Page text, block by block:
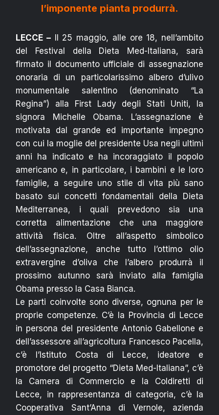
l’imponente pianta produrrà.
LECCE –Il 25 maggio, alle ore 18, nell’ambito
del Festival della Dieta Med-Italiana, sarà
firmato il documento ufficiale di assegnazione
onoraria di un particolarissimo albero d’ulivo
monumentale salentino (denominato “La
Regina”) alla First Lady degli Stati Uniti, la
signora Michelle Obama. L’assegnazione è
motivata dal grande ed importante impegno
con cui la moglie del presidente Usa negli ultimi
anni ha indicato e ha incoraggiato il popolo
americano e, in particolare, i bambini e le loro
famiglie, a seguire uno stile di vita più sano
basato sui concetti fondamentali della Dieta
Mediterranea, i quali prevedono sia una
corretta alimentazione che una maggiore
attività fisica. Oltre all’aspetto simbolico
dell’assegnazione, anche tutto l’ottimo olio
extravergine d’oliva che l’albero produrrà il
prossimo autunno sarà inviato alla famiglia
Obama presso la Casa Bianca.
Le parti coinvolte sono diverse, ognuna per le
proprie competenze. C’è la Provincia di Lecce
in persona del presidente Antonio Gabellone e
dell’assessore all’agricoltura Francesco Pacella,
c’è l’Istituto Costa di Lecce, ideatore e
promotore del progetto “Dieta Med-Italiana”, c’è
la Camera di Commercio e la Coldiretti di
Lecce, in rappresentanza di categoria, c’è la
Cooperativa Sant’Anna di Vernole, azienda